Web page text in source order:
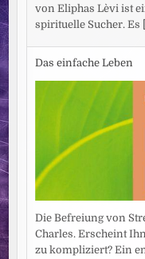
von Eliphas Lèvi ist
spirituelle Sucher. Es
Das einfache Leben
Die Befreiung von
Charles. Erscheint
zu kompliziert? Ein